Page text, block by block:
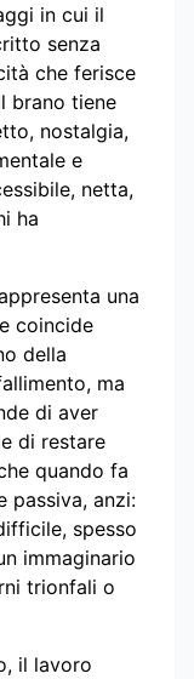
in cui il
senza
che ferisce
brano tiene
nostalgia,
e
netta,
ha
una
coincide
della
ma
di aver
di restare
quando fa
passiva, anzi:
spesso
immaginario
trionfali o
il lavoro